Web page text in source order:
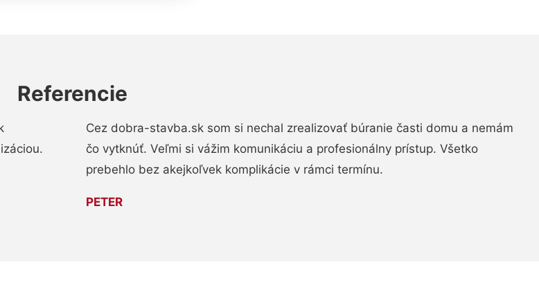
Referencie
Cez dobra-stavba.sk som si nechal zrealizovať búranie časti domu a nemám
čo vytknúť. Veľmi si vážim komunikáciu a profesionálny prístup. Všetko
prebehlo bez akejkoľvek komplikácie v rámci termínu.
PETER